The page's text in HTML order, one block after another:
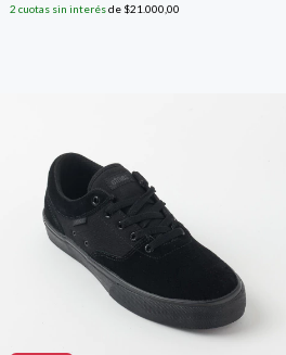
2 cuotas sin interésde $21.000,00